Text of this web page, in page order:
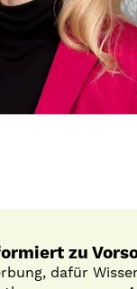
zu
dafür